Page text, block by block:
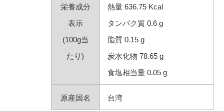
栄養成分
表示
(100g当
たり)
熱量 636.75 Kcal
タンパク質 0.6 g
脂質 0.15 g
炭水化物 78.65 g
食塩相当量 0.05 g
原産国名 台湾